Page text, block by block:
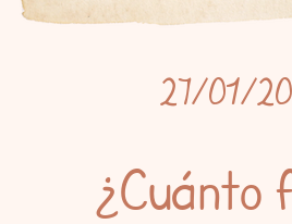
27/01/
¿Cuánto